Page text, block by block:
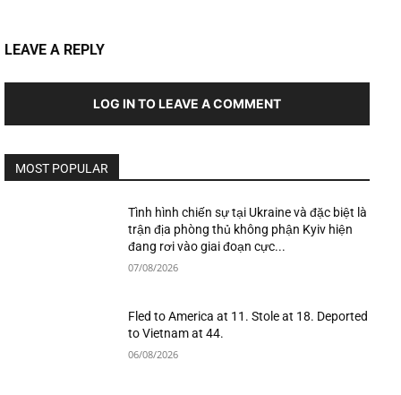
LEAVE A REPLY
LOG IN TO LEAVE A COMMENT
MOST POPULAR
Tình hình chiến sự tại Ukraine và đặc biệt là
trận địa phòng thủ không phận Kyiv hiện
đang rơi vào giai đoạn cực...
07/08/2026
Fled to America at 11. Stole at 18. Deported
to Vietnam at 44.
06/08/2026